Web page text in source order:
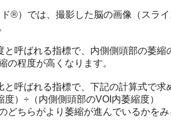
®）では、撮影した脳の画像（スラ
と呼ばれる指標で、内側側頭部の萎
の程度が高くなります。
呼ばれる指標で、下記の計算式で求
度）÷（内側側頭部のVOI内萎縮度）
どちらがより萎縮が進んでいるかを